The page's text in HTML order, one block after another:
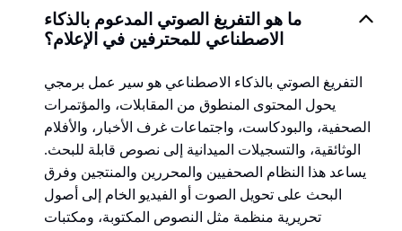
ما هو التفريغ الصوتي المدعوم بالذكاء
الاصطناعي للمحترفين في الإعلام؟
التفريغ الصوتي بالذكاء الاصطناعي هو سير عمل برمجي
يحول المحتوى المنطوق من المقابلات، والمؤتمرات
الصحفية، والبودكاست، واجتماعات غرف الأخبار، والأفلام
الوثائقية، والتسجيلات الميدانية إلى نصوص قابلة للبحث.
يساعد هذا النظام الصحفيين والمحررين والمنتجين وفرق
البحث على تحويل الصوت أو الفيديو الخام إلى أصول
تحريرية منظمة مثل النصوص المكتوبة، ومكتبات